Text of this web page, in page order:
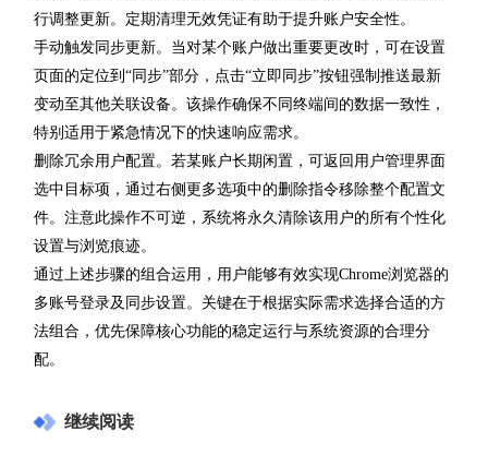
行调整更新。定期清理无效凭证有助于提升账户安全性。
手动触发同步更新。当对某个账户做出重要更改时，可在设置
页面的定位到“同步”部分，点击“立即同步”按钮强制推送最新
变动至其他关联设备。该操作确保不同终端间的数据一致性，
特别适用于紧急情况下的快速响应需求。
删除冗余用户配置。若某账户长期闲置，可返回用户管理界面
选中目标项，通过右侧更多选项中的删除指令移除整个配置文
件。注意此操作不可逆，系统将永久清除该用户的所有个性化
设置与浏览痕迹。
通过上述步骤的组合运用，用户能够有效实现Chrome浏览器的
多账号登录及同步设置。关键在于根据实际需求选择合适的方
法组合，优先保障核心功能的稳定运行与系统资源的合理分
配。
继续阅读